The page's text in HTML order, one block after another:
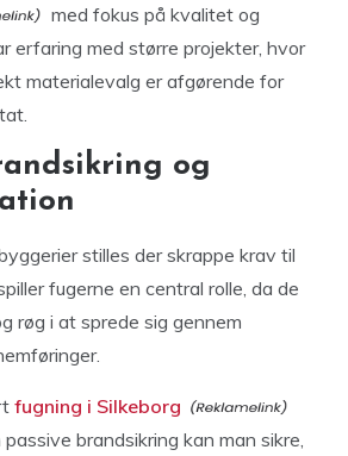
med fokus på kvalitet og
erfaring med større projekter, hvor
materialevalg er afgørende for
og
stilles der skrappe krav til
fugerne en central rolle, da de
røg i at sprede sig gennem
fugning i Silkeborg
brandsikring kan man sikre,